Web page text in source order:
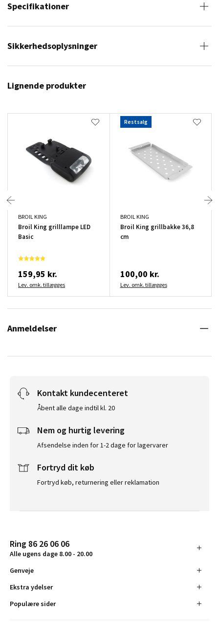
Specifikationer
Sikkerhedsoplysninger
Lignende produkter
BROIL KING
Broil King grilllampe LED
Basic
159,95 kr.
Lev. omk. tillægges
Restsalg
BROIL KING
Broil King grillbakke 36,8
cm
100,00 kr.
Lev. omk. tillægges
Anmeldelser
Kontakt kundecenteret
Åbent alle dage indtil kl. 20
Nem og hurtig levering
Afsendelse inden for 1-2 dage for lagervarer
Fortryd dit køb
Fortryd køb, returnering eller reklamation
Ring 86 26 06 06
Alle ugens dage 8.00 - 20.00
Genveje
Ekstra ydelser
Populære sider